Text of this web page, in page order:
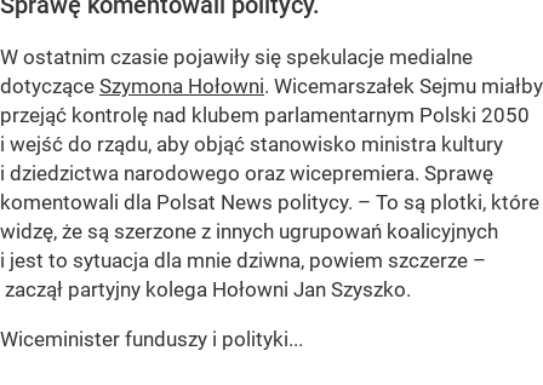
W ostatnim czasie pojawiły się spekulacje medialne
dotyczące Szymona Hołowni. Wicemarszałek Sejmu miałby
przejąć kontrolę nad klubem parlamentarnym Polski 2050
i wejść do rządu, aby objąć stanowisko ministra kultury
i dziedzictwa narodowego oraz wicepremiera. Sprawę
komentowali dla Polsat News politycy. – To są plotki, które
widzę, że są szerzone z innych ugrupowań koalicyjnych
i jest to sytuacja dla mnie dziwna, powiem szczerze –
zaczął partyjny kolega Hołowni Jan Szyszko.
Wiceminister funduszy i polityki...